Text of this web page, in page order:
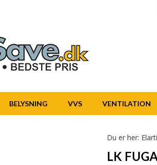
BELYSNING VVS VENTILATION
Du er her:
LK